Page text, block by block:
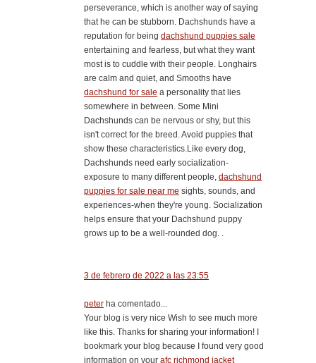
perseverance, which is another way of saying
that he can be stubborn. Dachshunds have a
reputation for being dachshund puppies sale
entertaining and fearless, but what they want
most is to cuddle with their people. Longhairs
are calm and quiet, and Smooths have
dachshund for sale a personality that lies
somewhere in between. Some Mini
Dachshunds can be nervous or shy, but this
isn't correct for the breed. Avoid puppies that
show these characteristics.Like every dog,
Dachshunds need early socialization-
exposure to many different people, dachshund
puppies for sale near me sights, sounds, and
experiences-when they're young. Socialization
helps ensure that your Dachshund puppy
grows up to be a well-rounded dog. .
3 de febrero de 2022 a las 23:55
peter ha comentado...
Your blog is very nice Wish to see much more
like this. Thanks for sharing your information! I
bookmark your blog because I found very good
information on your afc richmond jacket